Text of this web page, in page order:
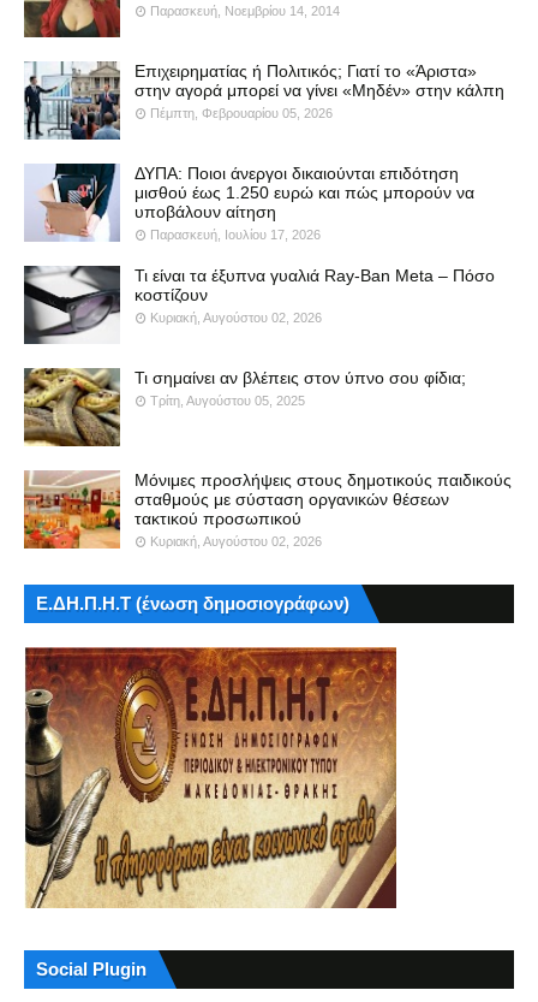
Παρασκευή, Νοεμβρίου 14, 2014
Επιχειρηματίας ή Πολιτικός; Γιατί το «Άριστα»
στην αγορά μπορεί να γίνει «Μηδέν» στην κάλπη
Πέμπτη, Φεβρουαρίου 05, 2026
ΔΥΠΑ: Ποιοι άνεργοι δικαιούνται επιδότηση
μισθού έως 1.250 ευρώ και πώς μπορούν να
υποβάλουν αίτηση
Παρασκευή, Ιουλίου 17, 2026
Τι είναι τα έξυπνα γυαλιά Ray-Ban Meta – Πόσο
κοστίζουν
Κυριακή, Αυγούστου 02, 2026
Τι σημαίνει αν βλέπεις στον ύπνο σου φίδια;
Τρίτη, Αυγούστου 05, 2025
Μόνιμες προσλήψεις στους δημοτικούς παιδικούς
σταθμούς με σύσταση οργανικών θέσεων
τακτικού προσωπικού
Κυριακή, Αυγούστου 02, 2026
Ε.ΔΗ.Π.Η.Τ (ένωση δημοσιογράφων)
Social Plugin